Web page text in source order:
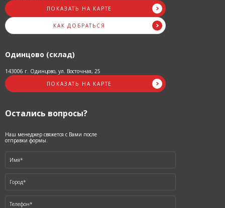
ПОКАЗАТЬ НА КАРТЕ
КАК ДОБРАТЬСЯ
Одинцово (склад)
143006 г. Одинцово, ул. Восточная, 25
ПОКАЗАТЬ НА КАРТЕ
Остались вопросы?
Наш менеджер свяжется с Вами после
отправки формы.